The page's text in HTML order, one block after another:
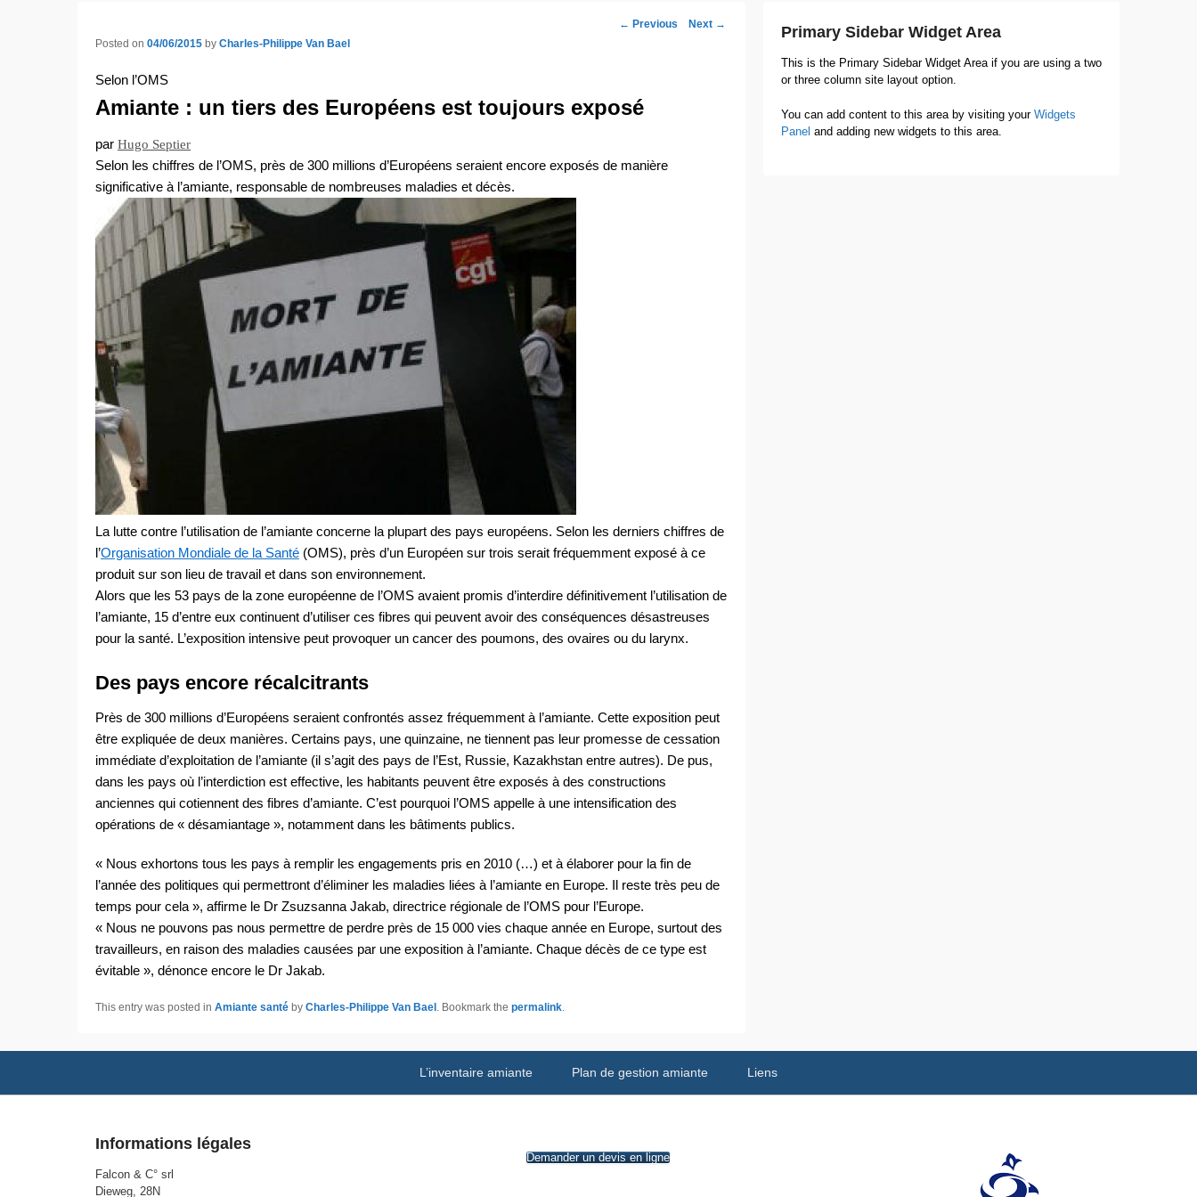
Post
← Previous Next →
Posted on 04/06/2015 by Charles-Philippe Van Bael
Selon l’OMS
Amiante : un tiers des Européens est toujours exposé
par Hugo Septier
Selon les chiffres de l’OMS, près de 300 millions d’Européens seraient encore exposés de manière
significative à l’amiante, responsable de nombreuses maladies et décès.
La lutte contre l’utilisation de l’amiante concerne la plupart des pays européens. Selon les derniers chiffres de
l’Organisation Mondiale de la Santé (OMS), près d’un Européen sur trois serait fréquemment exposé à ce
produit sur son lieu de travail et dans son environnement.
Alors que les 53 pays de la zone européenne de l’OMS avaient promis d’interdire définitivement l’utilisation de
l’amiante, 15 d’entre eux continuent d’utiliser ces fibres qui peuvent avoir des conséquences désastreuses
pour la santé. L’exposition intensive peut provoquer un cancer des poumons, des ovaires ou du larynx.
Des pays encore récalcitrants
Près de 300 millions d’Européens seraient confrontés assez fréquemment à l’amiante. Cette exposition peut
être expliquée de deux manières. Certains pays, une quinzaine, ne tiennent pas leur promesse de cessation
immédiate d’exploitation de l’amiante (il s’agit des pays de l’Est, Russie, Kazakhstan entre autres). De pus,
dans les pays où l’interdiction est effective, les habitants peuvent être exposés à des constructions
anciennes qui cotiennent des fibres d’amiante. C’est pourquoi l’OMS appelle à une intensification des
opérations de « désamiantage », notamment dans les bâtiments publics.
« Nous exhortons tous les pays à remplir les engagements pris en 2010 (…) et à élaborer pour la fin de
l’année des politiques qui permettront d’éliminer les maladies liées à l’amiante en Europe. Il reste très peu de
temps pour cela », affirme le Dr Zsuzsanna Jakab, directrice régionale de l’OMS pour l’Europe.
« Nous ne pouvons pas nous permettre de perdre près de 15 000 vies chaque année en Europe, surtout des
travailleurs, en raison des maladies causées par une exposition à l’amiante. Chaque décès de ce type est
évitable », dénonce encore le Dr Jakab.
This entry was posted in Amiante santé by Charles-Philippe Van Bael . Bookmark the permalink.
Primary Sidebar Widget Area
This is the Primary Sidebar Widget Area if you are using a two
or three column site layout option.
You can add content to this area by visiting your Widgets
Panel and adding new widgets to this area.
L’inventaire amiante Plan de gestion amiante Liens
Informations légales
Falcon & C° srl
Dieweg, 28N
Demander un devis en ligne